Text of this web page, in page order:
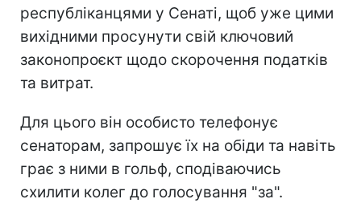
республіканцями у Сенаті, щоб уже цими
вихідними просунути свій ключовий
законопроєкт щодо скорочення податків
та витрат.
Для цього він особисто телефонує
сенаторам, запрошує їх на обіди та навіть
грає з ними в гольф, сподіваючись
схилити колег до голосування "за".